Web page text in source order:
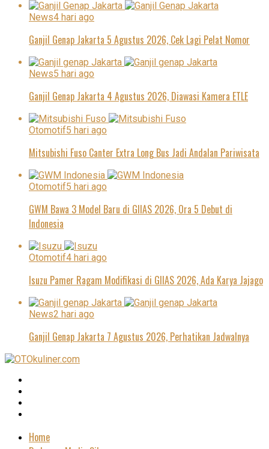
News4 hari ago
Ganjil Genap Jakarta 5 Agustus 2026, Cek Lagi Pelat Nomor
News5 hari ago
Ganjil Genap Jakarta 4 Agustus 2026, Diawasi Kamera ETLE
Otomotif5 hari ago
Mitsubishi Fuso Canter Extra Long Bus Jadi Andalan Pariwisata
Otomotif5 hari ago
GWM Bawa 3 Model Baru di GIIAS 2026, Ora 5 Debut di
Indonesia
Otomotif4 hari ago
Isuzu Pamer Ragam Modifikasi di GIIAS 2026, Ada Karya Jajago
News2 hari ago
Ganjil Genap Jakarta 7 Agustus 2026, Perhatikan Jadwalnya
Home